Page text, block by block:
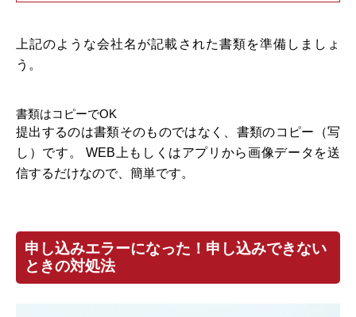
上記のような会社名が記載された書類を準備しましょ
う。
書類はコピーでOK
提出するのは書類そのものではなく、書類のコピー（写
し）です。 WEB上もしくはアプリから画像データを送
信するだけなので、簡単です。
申し込みエラーになった！申し込みできない
ときの対処法